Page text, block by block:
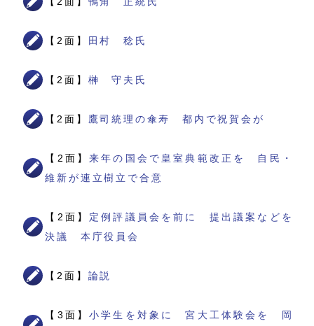
【2面】 田村 稔氏
【2面】 榊 守夫氏
【2面】 鷹司統理の傘寿 都内で祝賀会が
【2面】来年の国会で皇室典範改正を 自民・
維新が連立樹立で合意
【2面】 定例評議員会を前に 提出議案などを
決議 本庁役員会
【2面】 論説
【3面】小学生を対象に 宮大工体験会を 岡